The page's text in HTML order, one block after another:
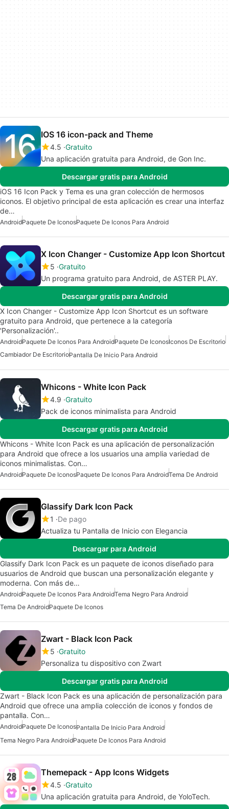
IOS 16 icon-pack and Theme
4.5 Gratuito
Una aplicación gratuita para Android, de Gon Inc.
Descargar gratis para Android
iOS 16 Icon Pack y Tema es una gran colección de hermosos
iconos. El objetivo principal de esta aplicación es crear una interfaz
de…
AndroidPaquete De IconosPaquete De Iconos Para Android
X Icon Changer - Customize App Icon Shortcut
5 Gratuito
Un programa gratuito para Android, de ASTER PLAY.
Descargar gratis para Android
X Icon Changer - Customize App Icon Shortcut es un software
gratuito para Android, que pertenece a la categoría
'Personalización'..
AndroidPaquete De Iconos Para AndroidPaquete De IconosIconos De Escritorio
Cambiador De EscritorioPantalla De Inicio Para Android
Whicons - White Icon Pack
4.9 Gratuito
Pack de iconos minimalista para Android
Descargar gratis para Android
Whicons - White Icon Pack es una aplicación de personalización
para Android que ofrece a los usuarios una amplia variedad de
iconos minimalistas. Con…
AndroidPaquete De IconosPaquete De Iconos Para AndroidTema De Android
Glassify Dark Icon Pack
1
De pago
Actualiza tu Pantalla de Inicio con Elegancia
Descargar para Android
Glassify Dark Icon Pack es un paquete de iconos diseñado para
usuarios de Android que buscan una personalización elegante y
moderna. Con más de…
AndroidPaquete De Iconos Para AndroidTema Negro Para Android
Tema De AndroidPaquete De Iconos
Zwart - Black Icon Pack
5 Gratuito
Personaliza tu dispositivo con Zwart
Descargar gratis para Android
Zwart - Black Icon Pack es una aplicación de personalización para
Android que ofrece una amplia colección de iconos y fondos de
pantalla. Con…
AndroidPaquete De IconosPantalla De Inicio Para Android
Tema Negro Para AndroidPaquete De Iconos Para Android
Themepack - App Icons Widgets
4.5 Gratuito
Una aplicación gratuita para Android, de YoloTech.